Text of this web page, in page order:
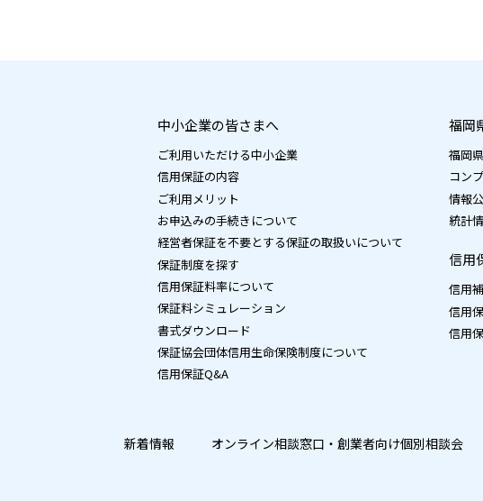
中小企業の皆さまへ
ご利用いただける中小企業
信用保証の内容
ご利用メリット
お申込みの手続きについて
経営者保証を不要とする保証の取扱いについて
保証制度を探す
信用保証料率について
保証料シミュレーション
書式ダウンロード
保証協会団体信用生命保険制度について
信用保証Q&A
福岡
福岡
コン
情報
統計
信用
信用
信用
信用
新着情報 オンライン相談窓口・ 創業者向け個別相談会